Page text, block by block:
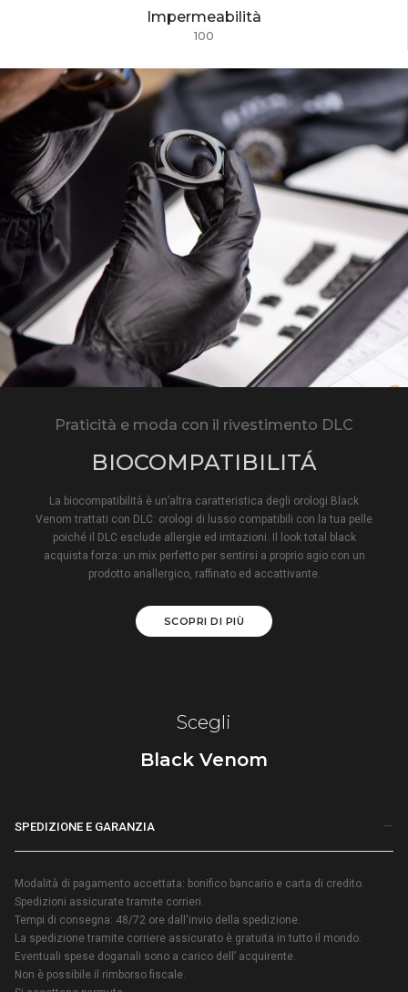
Impermeabilità
100
Praticità e moda con il rivestimento DLC
BIOCOMPATIBILITÁ
La biocompatibilità è un’altra caratteristica degli orologi Black
Venom trattati con DLC: orologi di lusso compatibili con la tua pelle
poiché il DLC esclude allergie ed irritazioni. Il look total black
acquista forza: un mix perfetto per sentirsi a proprio agio con un
prodotto anallergico, raffinato ed accattivante.
SCOPRI DI PIÙ
Scegli
Black Venom
SPEDIZIONE E GARANZIA
Modalità di pagamento accettata: bonifico bancario e carta di credito.
Spedizioni assicurate tramite corrieri.
Tempi di consegna: 48/72 ore dall'invio della spedizione.
La spedizione tramite corriere assicurato è gratuita in tutto il mondo.
Eventuali spese doganali sono a carico dell’ acquirente.
Non è possibile il rimborso fiscale.